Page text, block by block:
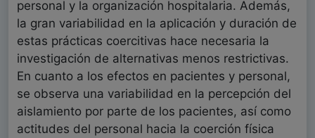
personal y la organización hospitalaria. Además,
la gran variabilidad en la aplicación y duración de
estas prácticas coercitivas hace necesaria la
investigación de alternativas menos restrictivas.
En cuanto a los efectos en pacientes y personal,
se observa una variabilidad en la percepción del
aislamiento por parte de los pacientes, así como
actitudes del personal hacia la coerción física